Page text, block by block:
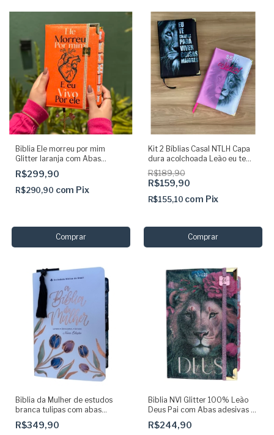
Biblia Ele morreu por mim
Glitter laranja com Abas
adesivas e elástico Arc Sbb
R$299,90
R$290,90 com Pix
Kit 2 Bíblias Casal NTLH Capa
dura acolchoada Leão eu te
chamei + Leão Faces Rosa |
fácil entendimento
R$189,90
R$159,90
R$155,10 com Pix
Biblia da Mulher de estudos
branca tulipas com abas
adesivas NAA + marca páginas
glitter SBB
R$349,90
Biblia NVI Glitter 100% Leão
Deus Pai com Abas adesivas +
elástico
R$244,90